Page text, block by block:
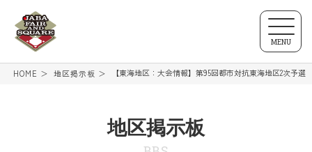
MENU
HOME 地区掲示板 【東海地区：大会情報】第95回都市対抗東海地区2次予
地区掲示板